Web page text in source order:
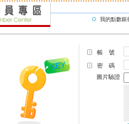
我的點數銀
帳 號
密 碼
圖片驗證